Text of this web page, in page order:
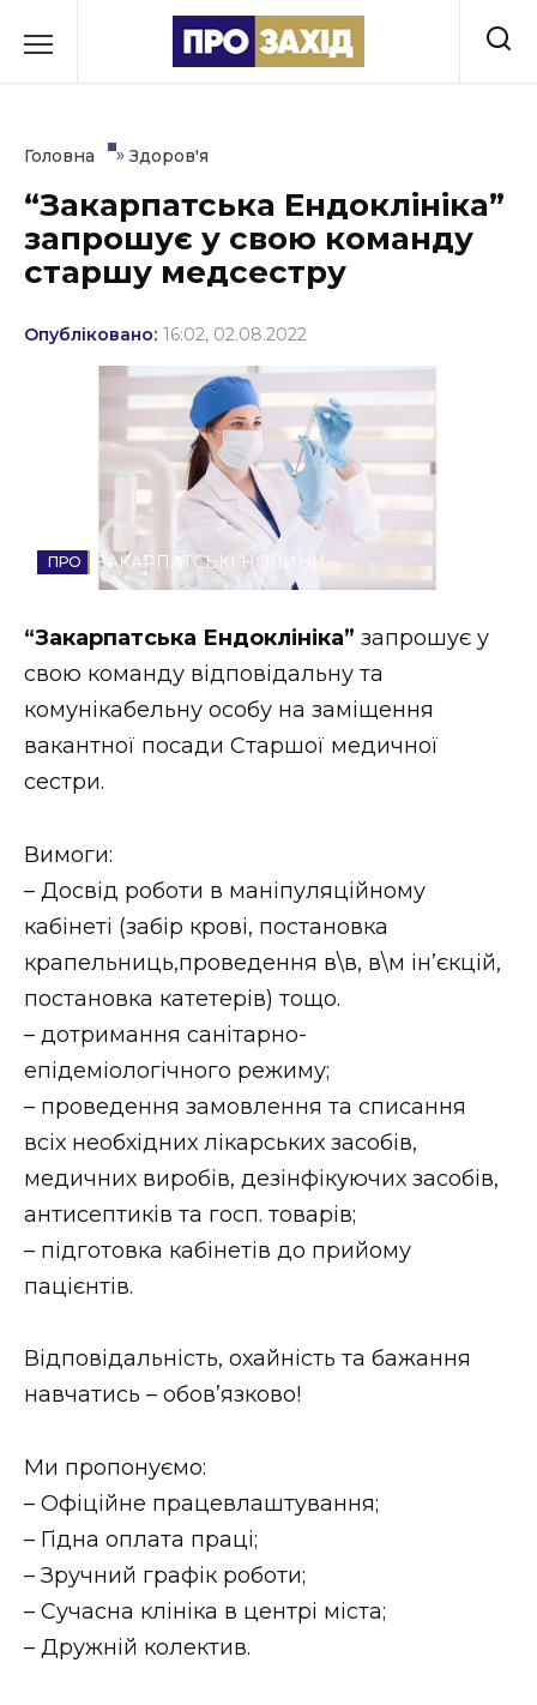
до
Культура
Освіта
Події
Політика
Стиль життя
Втрачений Ужгород (відеоверсія)
ЗАКАРПАТСЬКІ НОВИНИ
НОВИНИ ЗАХІДНОЇ УКРАЇНИ
ФОТО
ВІДЕО
Головна » Здоров'я
“Закарпатська Ендоклініка”
запрошує у свою команду
старшу медсестру
Опубліковано: 16:02, 02.08.2022
ЗАКАРПАТСЬКІ НОВИНИ
“Закарпатська Ендоклініка” запрошує у
свою команду відповідальну та
комунікабельну особу на заміщення
вакантної посади Старшої медичної
сестри.
Вимоги:
– Досвід роботи в маніпуляційному
кабінеті (забір крові, постановка
крапельниць,проведення в\в, в\м ін’єкцій,
постановка катетерів) тощо.
– дотримання санітарно-
епідеміологічного режиму;
– проведення замовлення та списання
всіх необхідних лікарських засобів,
медичних виробів, дезінфікуючих засобів,
антисептиків та госп. товарів;
– підготовка кабінетів до прийому
пацієнтів.
Відповідальність, охайність та бажання
навчатись – обов’язково!
Ми пропонуємо:
– Офіційне працевлаштування;
– Гідна оплата праці;
– Зручний графік роботи;
– Сучасна клініка в центрі міста;
– Дружній колектив.